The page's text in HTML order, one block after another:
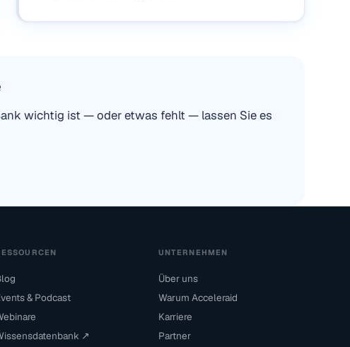
wichtig ist — oder etwas fehlt — lassen Sie es
& Podcast
↗
UNTERNEHMEN
Über uns
Warum Acceleraid
Karriere
Partner